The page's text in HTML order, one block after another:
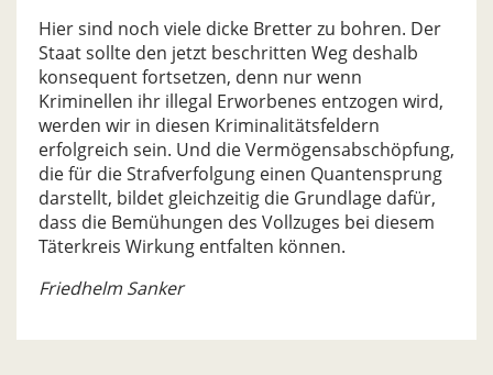
Hier sind noch viele dicke Bretter zu bohren. Der
Staat sollte den jetzt beschritten Weg deshalb
konsequent fortsetzen, denn nur wenn
Kriminellen ihr illegal Erworbenes entzogen wird,
werden wir in diesen Kriminalitätsfeldern
erfolgreich sein. Und die Vermögensabschöpfung,
die für die Strafverfolgung einen Quantensprung
darstellt, bildet gleichzeitig die Grundlage dafür,
dass die Bemühungen des Vollzuges bei diesem
Täterkreis Wirkung entfalten können.
Friedhelm Sanker